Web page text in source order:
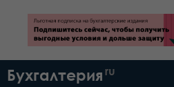
Бухгалтерия ru